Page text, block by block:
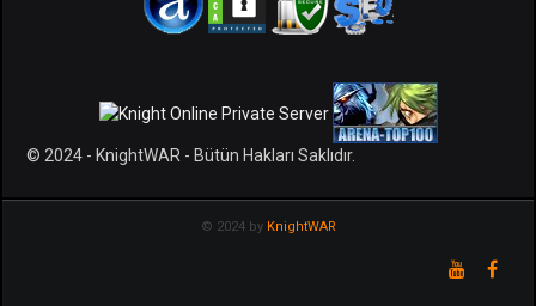
© 2024 - KnightWAR - Bütün Hakları Saklıdır.
© 2024 by KnightWAR